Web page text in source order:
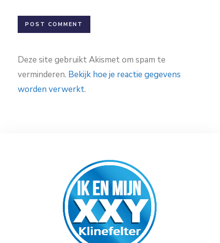
Deze site gebruikt Akismet om spam te
verminderen. Bekijk hoe je reactie gegevens
worden verwerkt.